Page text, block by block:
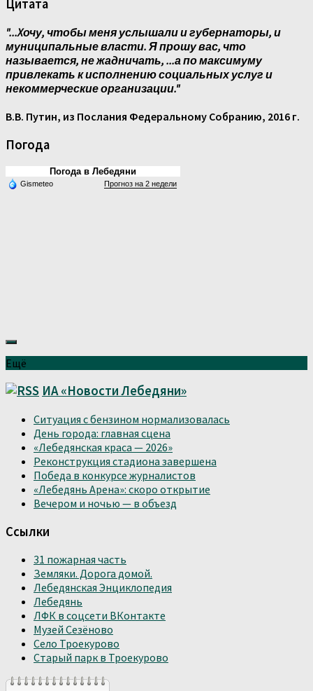
Цитата
"...Xочу, чтобы меня услышали и губернаторы, и
муниципальные власти. Я прошу вас, что
называется, не жадничать, ...а по максимуму
привлекать к исполнению социальных услуг и
некоммерческие организации."
В.В. Путин, из Послания Федеральному Собранию, 2016 г.
Погода
Погода в Лебедяни
Gismeteo Прогноз на 2 недели
Ещё
ИА «Новости Лебедяни»
Ситуация с бензином нормализовалась
День города: главная сцена
«Лебедянская краса — 2026»
Реконструкция стадиона завершена
Победа в конкурсе журналистов
«Лебедянь Арена»: скоро открытие
Вечером и ночью — в объезд
Ссылки
31 пожарная часть
Земляки. Дорога домой.
Лебедянская Энциклопедия
Лебедянь
ЛФК в соцсети ВКонтакте
Музей Сезёново
Село Троекурово
Старый парк в Троекурово